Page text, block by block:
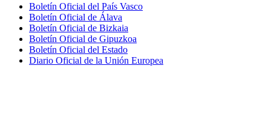
Boletín Oficial del País Vasco
Boletín Oficial de Álava
Boletín Oficial de Bizkaia
Boletín Oficial de Gipuzkoa
Boletín Oficial del Estado
Diario Oficial de la Unión Europea